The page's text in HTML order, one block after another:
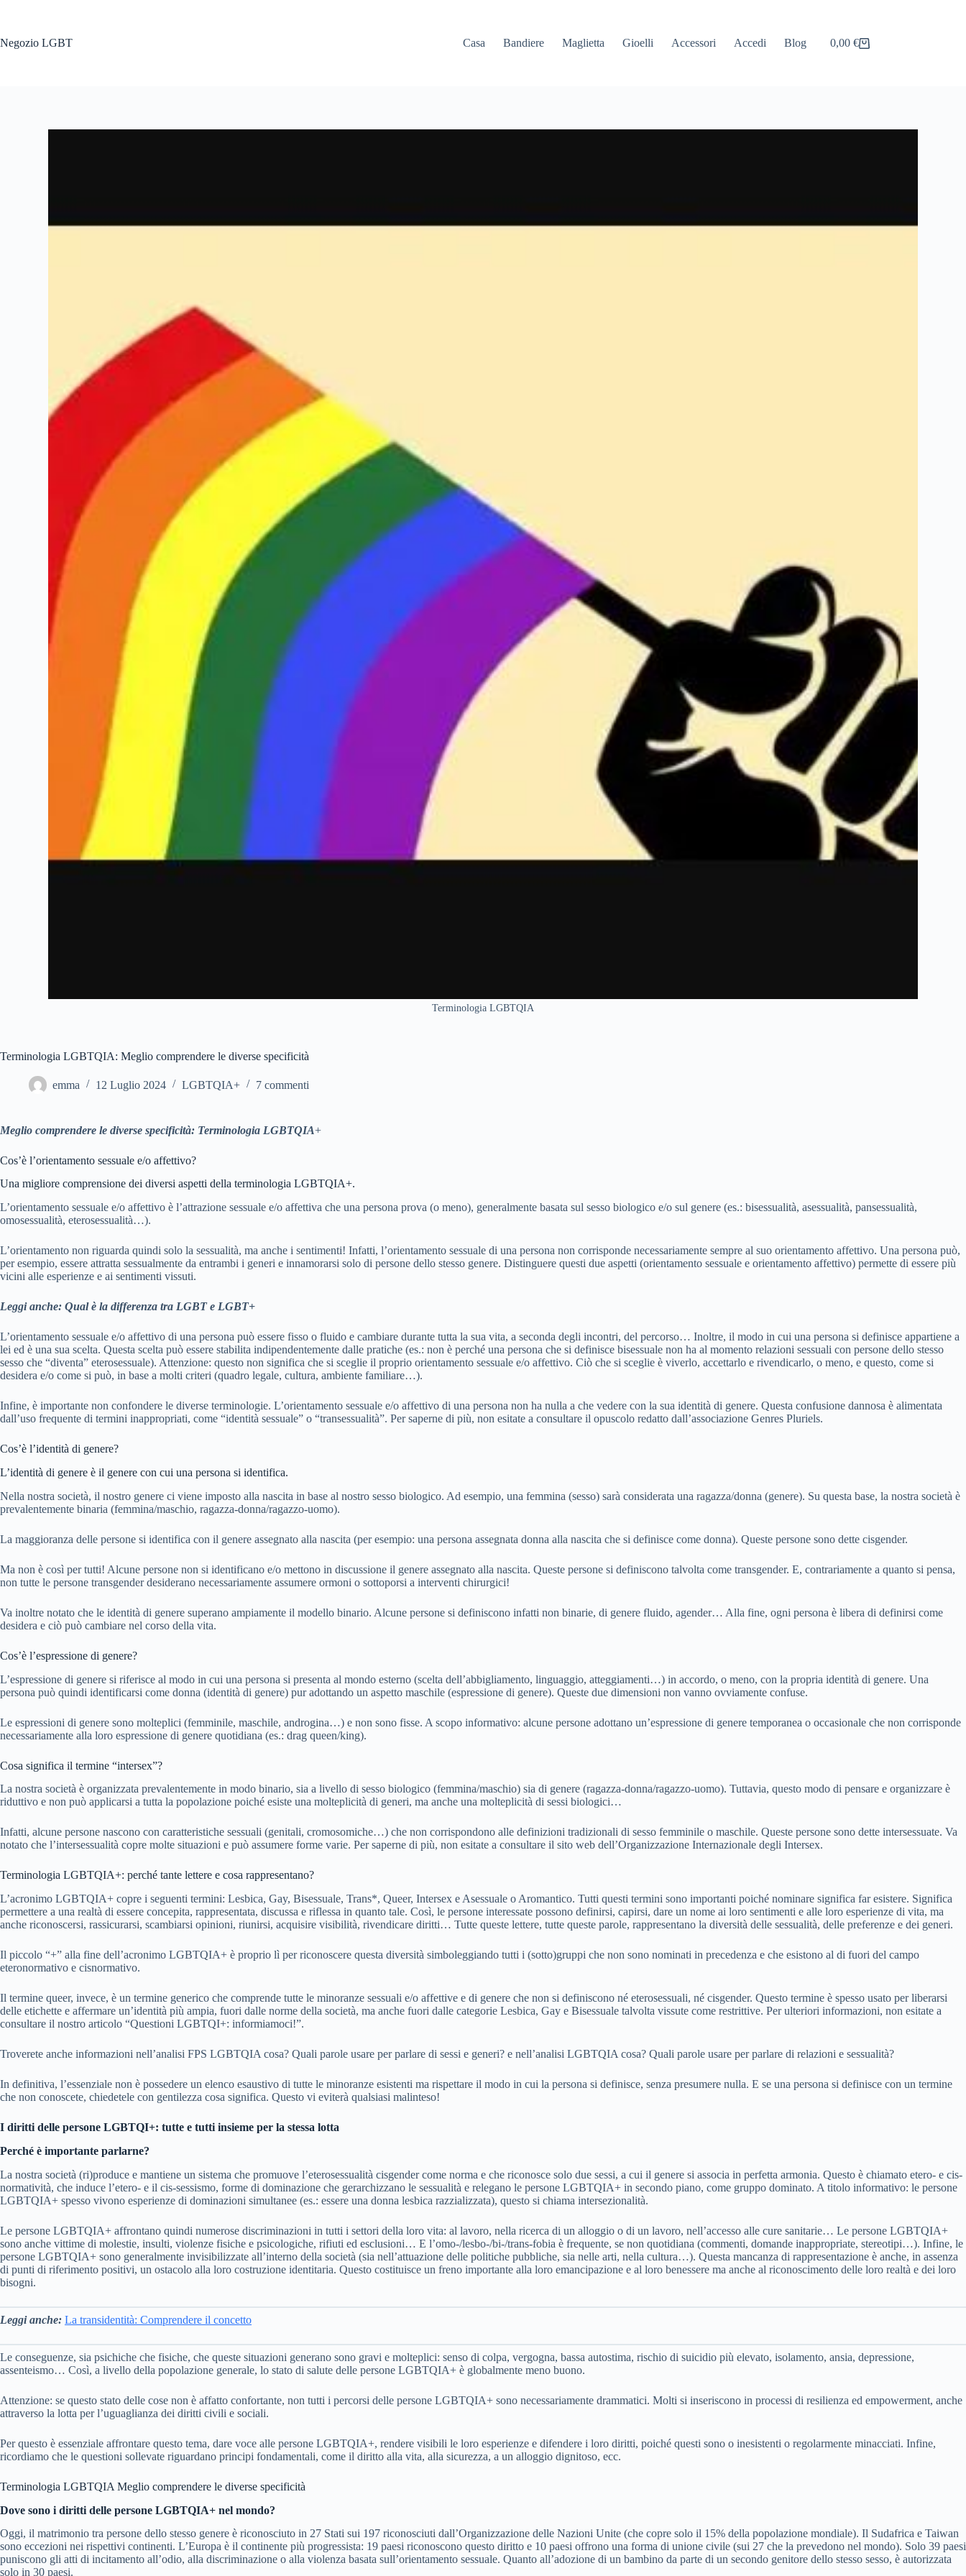
Negozio LGBT
Casa Bandiere Maglietta Gioelli Accessori Accedi Blog Carrello
0,00 €
Terminologia LGBTQIA
Terminologia LGBTQIA: Meglio comprendere le diverse specificità
emma 12 Luglio 2024 LGBTQIA+ 7 commenti
Meglio comprendere le diverse specificità: Terminologia LGBTQIA+
Cos’è l’orientamento sessuale e/o affettivo?
Una migliore comprensione dei diversi aspetti della terminologia LGBTQIA+.
L’orientamento sessuale e/o affettivo è l’attrazione sessuale e/o affettiva che una persona prova (o meno), generalmente basata sul sesso biologico e/o sul genere (es.: bisessualità, asessualità, pansessualità,
omosessualità, eterosessualità…).
L’orientamento non riguarda quindi solo la sessualità, ma anche i sentimenti! Infatti, l’orientamento sessuale di una persona non corrisponde necessariamente sempre al suo orientamento affettivo. Una persona può,
per esempio, essere attratta sessualmente da entrambi i generi e innamorarsi solo di persone dello stesso genere. Distinguere questi due aspetti (orientamento sessuale e orientamento affettivo) permette di essere più
vicini alle esperienze e ai sentimenti vissuti.
Leggi anche: Qual è la differenza tra LGBT e LGBT+
L’orientamento sessuale e/o affettivo di una persona può essere fisso o fluido e cambiare durante tutta la sua vita, a seconda degli incontri, del percorso… Inoltre, il modo in cui una persona si definisce appartiene a
lei ed è una sua scelta. Questa scelta può essere stabilita indipendentemente dalle pratiche (es.: non è perché una persona che si definisce bisessuale non ha al momento relazioni sessuali con persone dello stesso
sesso che “diventa” eterosessuale). Attenzione: questo non significa che si sceglie il proprio orientamento sessuale e/o affettivo. Ciò che si sceglie è viverlo, accettarlo e rivendicarlo, o meno, e questo, come si
desidera e/o come si può, in base a molti criteri (quadro legale, cultura, ambiente familiare…).
Infine, è importante non confondere le diverse terminologie. L’orientamento sessuale e/o affettivo di una persona non ha nulla a che vedere con la sua identità di genere. Questa confusione dannosa è alimentata
dall’uso frequente di termini inappropriati, come “identità sessuale” o “transessualità”. Per saperne di più, non esitate a consultare il opuscolo redatto dall’associazione Genres Pluriels.
Cos’è l’identità di genere?
L’identità di genere è il genere con cui una persona si identifica.
Nella nostra società, il nostro genere ci viene imposto alla nascita in base al nostro sesso biologico. Ad esempio, una femmina (sesso) sarà considerata una ragazza/donna (genere). Su questa base, la nostra società è
prevalentemente binaria (femmina/maschio, ragazza-donna/ragazzo-uomo).
La maggioranza delle persone si identifica con il genere assegnato alla nascita (per esempio: una persona assegnata donna alla nascita che si definisce come donna). Queste persone sono dette cisgender.
Ma non è così per tutti! Alcune persone non si identificano e/o mettono in discussione il genere assegnato alla nascita. Queste persone si definiscono talvolta come transgender. E, contrariamente a quanto si pensa,
non tutte le persone transgender desiderano necessariamente assumere ormoni o sottoporsi a interventi chirurgici!
Va inoltre notato che le identità di genere superano ampiamente il modello binario. Alcune persone si definiscono infatti non binarie, di genere fluido, agender… Alla fine, ogni persona è libera di definirsi come
desidera e ciò può cambiare nel corso della vita.
Cos’è l’espressione di genere?
L’espressione di genere si riferisce al modo in cui una persona si presenta al mondo esterno (scelta dell’abbigliamento, linguaggio, atteggiamenti…) in accordo, o meno, con la propria identità di genere. Una
persona può quindi identificarsi come donna (identità di genere) pur adottando un aspetto maschile (espressione di genere). Queste due dimensioni non vanno ovviamente confuse.
Le espressioni di genere sono molteplici (femminile, maschile, androgina…) e non sono fisse. A scopo informativo: alcune persone adottano un’espressione di genere temporanea o occasionale che non corrisponde
necessariamente alla loro espressione di genere quotidiana (es.: drag queen/king).
Cosa significa il termine “intersex”?
La nostra società è organizzata prevalentemente in modo binario, sia a livello di sesso biologico (femmina/maschio) sia di genere (ragazza-donna/ragazzo-uomo). Tuttavia, questo modo di pensare e organizzare è
riduttivo e non può applicarsi a tutta la popolazione poiché esiste una molteplicità di generi, ma anche una molteplicità di sessi biologici…
Infatti, alcune persone nascono con caratteristiche sessuali (genitali, cromosomiche…) che non corrispondono alle definizioni tradizionali di sesso femminile o maschile. Queste persone sono dette intersessuate. Va
notato che l’intersessualità copre molte situazioni e può assumere forme varie. Per saperne di più, non esitate a consultare il sito web dell’Organizzazione Internazionale degli Intersex.
Terminologia LGBTQIA+: perché tante lettere e cosa rappresentano?
L’acronimo LGBTQIA+ copre i seguenti termini: Lesbica, Gay, Bisessuale, Trans*, Queer, Intersex e Asessuale o Aromantico. Tutti questi termini sono importanti poiché nominare significa far esistere. Significa
permettere a una realtà di essere concepita, rappresentata, discussa e riflessa in quanto tale. Così, le persone interessate possono definirsi, capirsi, dare un nome ai loro sentimenti e alle loro esperienze di vita, ma
anche riconoscersi, rassicurarsi, scambiarsi opinioni, riunirsi, acquisire visibilità, rivendicare diritti… Tutte queste lettere, tutte queste parole, rappresentano la diversità delle sessualità, delle preferenze e dei generi.
Il piccolo “+” alla fine dell’acronimo LGBTQIA+ è proprio lì per riconoscere questa diversità simboleggiando tutti i (sotto)gruppi che non sono nominati in precedenza e che esistono al di fuori del campo
eteronormativo e cisnormativo.
Il termine queer, invece, è un termine generico che comprende tutte le minoranze sessuali e/o affettive e di genere che non si definiscono né eterosessuali, né cisgender. Questo termine è spesso usato per liberarsi
delle etichette e affermare un’identità più ampia, fuori dalle norme della società, ma anche fuori dalle categorie Lesbica, Gay e Bisessuale talvolta vissute come restrittive. Per ulteriori informazioni, non esitate a
consultare il nostro articolo “Questioni LGBTQI+: informiamoci!”.
Troverete anche informazioni nell’analisi FPS LGBTQIA cosa? Quali parole usare per parlare di sessi e generi? e nell’analisi LGBTQIA cosa? Quali parole usare per parlare di relazioni e sessualità?
In definitiva, l’essenziale non è possedere un elenco esaustivo di tutte le minoranze esistenti ma rispettare il modo in cui la persona si definisce, senza presumere nulla. E se una persona si definisce con un termine
che non conoscete, chiedetele con gentilezza cosa significa. Questo vi eviterà qualsiasi malinteso!
I diritti delle persone LGBTQI+: tutte e tutti insieme per la stessa lotta
Perché è importante parlarne?
La nostra società (ri)produce e mantiene un sistema che promuove l’eterosessualità cisgender come norma e che riconosce solo due sessi, a cui il genere si associa in perfetta armonia. Questo è chiamato etero- e cis-
normatività, che induce l’etero- e il cis-sessismo, forme di dominazione che gerarchizzano le sessualità e relegano le persone LGBTQIA+ in secondo piano, come gruppo dominato. A titolo informativo: le persone
LGBTQIA+ spesso vivono esperienze di dominazioni simultanee (es.: essere una donna lesbica razzializzata), questo si chiama intersezionalità.
Le persone LGBTQIA+ affrontano quindi numerose discriminazioni in tutti i settori della loro vita: al lavoro, nella ricerca di un alloggio o di un lavoro, nell’accesso alle cure sanitarie… Le persone LGBTQIA+
sono anche vittime di molestie, insulti, violenze fisiche e psicologiche, rifiuti ed esclusioni… E l’omo-/lesbo-/bi-/trans-fobia è frequente, se non quotidiana (commenti, domande inappropriate, stereotipi…). Infine, le
persone LGBTQIA+ sono generalmente invisibilizzate all’interno della società (sia nell’attuazione delle politiche pubbliche, sia nelle arti, nella cultura…). Questa mancanza di rappresentazione è anche, in assenza
di punti di riferimento positivi, un ostacolo alla loro costruzione identitaria. Questo costituisce un freno importante alla loro emancipazione e al loro benessere ma anche al riconoscimento delle loro realtà e dei loro
bisogni.
Leggi anche: La transidentità: Comprendere il concetto
Le conseguenze, sia psichiche che fisiche, che queste situazioni generano sono gravi e molteplici: senso di colpa, vergogna, bassa autostima, rischio di suicidio più elevato, isolamento, ansia, depressione,
assenteismo… Così, a livello della popolazione generale, lo stato di salute delle persone LGBTQIA+ è globalmente meno buono.
Attenzione: se questo stato delle cose non è affatto confortante, non tutti i percorsi delle persone LGBTQIA+ sono necessariamente drammatici. Molti si inseriscono in processi di resilienza ed empowerment, anche
attraverso la lotta per l’uguaglianza dei diritti civili e sociali.
Per questo è essenziale affrontare questo tema, dare voce alle persone LGBTQIA+, rendere visibili le loro esperienze e difendere i loro diritti, poiché questi sono o inesistenti o regolarmente minacciati. Infine,
ricordiamo che le questioni sollevate riguardano principi fondamentali, come il diritto alla vita, alla sicurezza, a un alloggio dignitoso, ecc.
Terminologia LGBTQIA Meglio comprendere le diverse specificità
Dove sono i diritti delle persone LGBTQIA+ nel mondo?
Oggi, il matrimonio tra persone dello stesso genere è riconosciuto in 27 Stati sui 197 riconosciuti dall’Organizzazione delle Nazioni Unite (che copre solo il 15% della popolazione mondiale). Il Sudafrica e Taiwan
sono eccezioni nei rispettivi continenti. L’Europa è il continente più progressista: 19 paesi riconoscono questo diritto e 10 paesi offrono una forma di unione civile (sui 27 che la prevedono nel mondo). Solo 39 paesi
puniscono gli atti di incitamento all’odio, alla discriminazione o alla violenza basata sull’orientamento sessuale. Quanto all’adozione di un bambino da parte di un secondo genitore dello stesso sesso, è autorizzata
solo in 30 paesi.